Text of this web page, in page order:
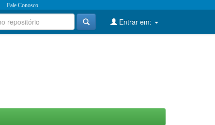
Fale Conosco
Entrar em: